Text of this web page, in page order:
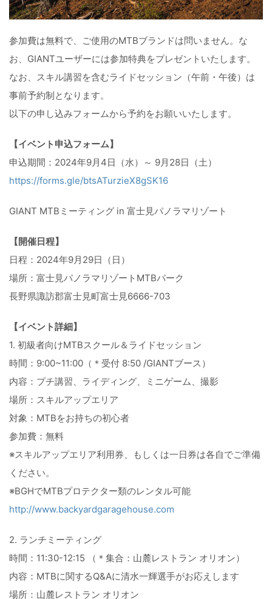
参加費は無料で、ご使用のMTBブランドは問いません。な
お、GIANTユーザーには参加特典をプレゼントいたします。
なお、スキル講習を含むライドセッション（午前・午後）は
事前予約制となります。
以下の申し込みフォームから予約をお願いいたします。
【イベント申込フォーム】
申込期間：2024年9月4日（水）～ 9月28日（土）
https://forms.gle/btsATurzieX8gSK16
GIANT MTBミーティング in 富士見パノラマリゾート
【開催日程】
日程：2024年9月29日（日）
場所：富士見パノラマリゾートMTBパーク
長野県諏訪郡富士見町富士見6666-703
【イベント詳細】
1. 初級者向けMTBスクール＆ライドセッション
時間：9:00~11:00（＊受付 8:50 /GIANTブース）
内容：プチ講習、ライディング、ミニゲーム、撮影
場所：スキルアップエリア
対象：MTBをお持ちの初心者
参加費：無料
※スキルアップエリア利用券、もしくは一日券は各自でご準備
ください。
※BGHでMTBプロテクター類のレンタル可能
http://www.backyardgaragehouse.com
2. ランチミーティング
時間：11:30-12:15 （＊集合：山麓レストラン オリオン）
内容：MTBに関するQ&Aに清水一輝選手がお応えします
場所：山麓レストラン オリオン